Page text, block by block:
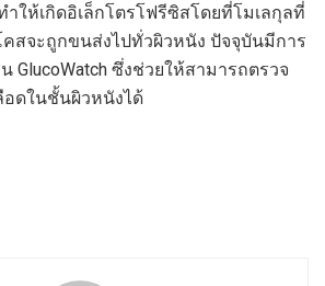
ำให้เกิดอิเล็กโตรโฟรีซิสโดยที่โมเลกุลที่
คสจะถูกขนส่งไปทั่วผิวหนัง ปัจจุบันมีการ
GlucoWatch ซึ่งช่วยให้สามารถตรวจ
อดในชั้นผิวหนังได้